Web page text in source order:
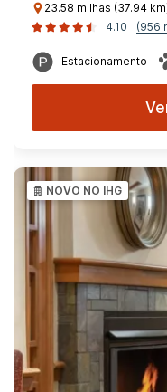
23.58 milhas (37.94
4.10
(956
Estacionamento
NOVO NO IHG